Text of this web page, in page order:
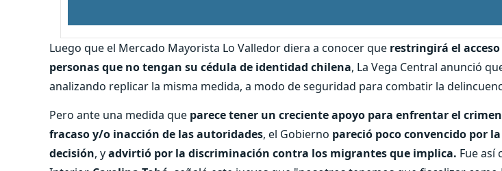
Luego que el Mercado Mayorista Lo Valledor diera a conocer que restringirá el
personas que no tengan su cédula de identidad chilena, La Vega Central anunció
analizando replicar la misma medida, a modo de seguridad para combatir la
Pero ante una medida que parece tener un creciente apoyo para enfrentar el
fracaso y/o inacción de las autoridades, el Gobierno pareció poco convencido por
decisión, yadvirtió por la discriminación contra los migrantes que implica. Fue así